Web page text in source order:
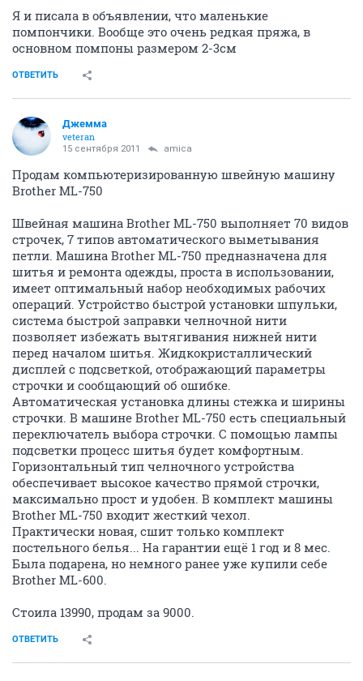
Я и писала в объявлении, что маленькие
помпончики. Вообще это очень редкая пряжа, в
основном помпоны размером 2-3см
ОТВЕТИТЬ
Джемма
veteran
15 сентября 2011 amica
Продам компьютеризированную швейную машину
Brother ML-750
Швейная машина Brother ML-750 выполняет 70 видов
строчек, 7 типов автоматического выметывания
петли. Машина Brother ML-750 предназначена для
шитья и ремонта одежды, проста в использовании,
имеет оптимальный набор необходимых рабочих
операций. Устройство быстрой установки шпульки,
система быстрой заправки челночной нити
позволяет избежать вытягивания нижней нити
перед началом шитья. Жидкокристаллический
дисплей с подсветкой, отображающий параметры
строчки и сообщающий об ошибке.
Автоматическая установка длины стежка и ширины
строчки. В машине Brother ML-750 есть специальный
переключатель выбора строчки. С помощью лампы
подсветки процесс шитья будет комфортным.
Горизонтальный тип челночного устройства
обеспечивает высокое качество прямой строчки,
максимально прост и удобен. В комплект машины
Brother ML-750 входит жесткий чехол.
Практически новая, сшит только комплект
постельного белья... На гарантии ещё 1 год и 8 мес.
Была подарена, но немного ранее уже купили себе
Brother ML-600.
Стоила 13990, продам за 9000.
ОТВЕТИТЬ